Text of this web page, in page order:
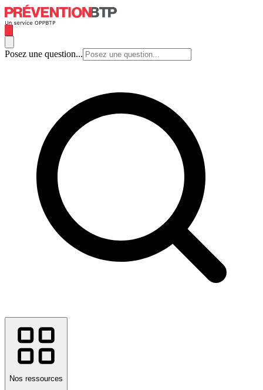
Posez une question...
Nos ressources